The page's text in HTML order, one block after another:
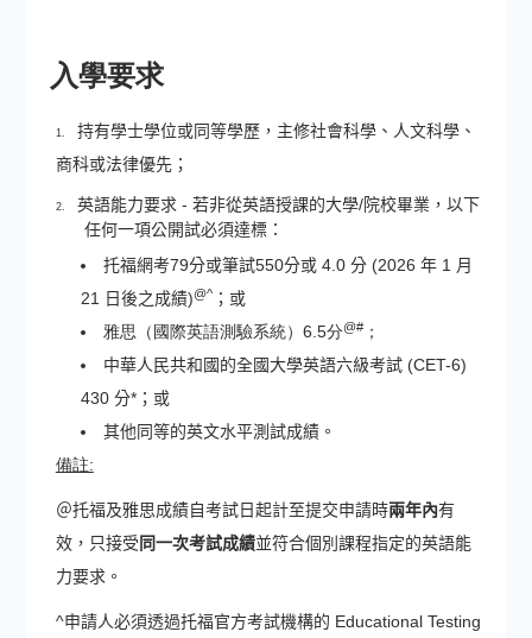
入學要求
1.
持有學士學位或同等學歷，主修社會科學、人文科學、
商科或法律優先；
2.
英語能力要求 - 若非從英語授課的大學/院校畢業，以下
任何一項公開試必須達標：
托福網考79分或筆試550分或 4.0 分 (2026 年 1 月
21 日後之成績)@^；或
雅思（國際英語測驗系統） 6.5分@#；
中華人民共和國的全國大學英語六級考試 (CET-6)
430 分*；或
其他同等的英文水平測試成績。
備註:
＠托福及雅思成績自考試日起計至提交申請時兩年內有
效，只接受同一次考試成績並符合個別課程指定的英語能
力要求。
^申請人必須透過托福官方考試機構的 Educational Testing